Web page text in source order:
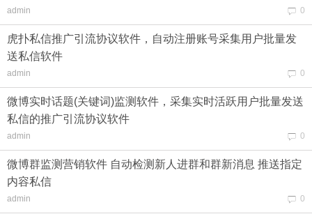
0
admin
0
虎扑私信推广引流协议软件，自动注册账号采集用户批量发
送私信软件
admin
0
微博实时话题(关键词)监测软件，采集实时活跃用户批量发送
私信的推广引流协议软件
admin
0
微博群监测营销软件 自动检测新人进群和群新消息 推送指定
内容私信
admin